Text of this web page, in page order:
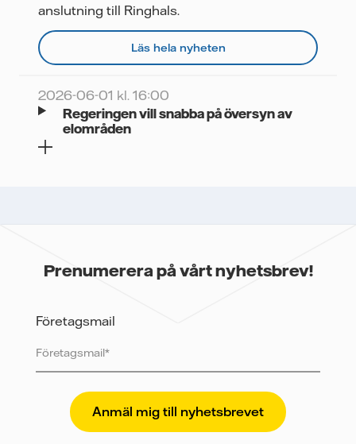
anslutning till Ringhals.
Läs hela nyheten
2026-06-01 kl. 16:00
Regeringen vill snabba på översyn av
elområden
Prenumerera på vårt nyhetsbrev!
Företagsmail
Vattenfall skyddar och respekterar din integritet. För
att Vattenfalls storföretagsförsäljning ska kunna
skicka nyhetsbrevet till dig, behöver vi dina uppgifter.